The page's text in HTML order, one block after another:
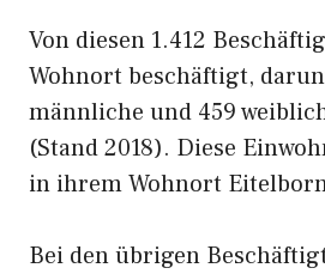
Von diesen 1.412
Wohnort beschäftigt,
männliche und 459
(Stand 2018). Diese
in ihrem Wohnort
Bei den übrigen